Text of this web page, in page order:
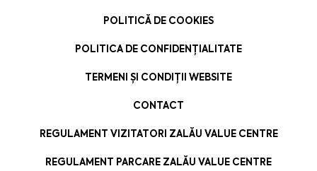
POLITICĂ DE COOKIES
POLITICA DE CONFIDENȚIALITATE
TERMENI ȘI CONDIȚII WEBSITE
CONTACT
REGULAMENT VIZITATORI ZALĂU VALUE CENTRE
REGULAMENT PARCARE ZALĂU VALUE CENTRE